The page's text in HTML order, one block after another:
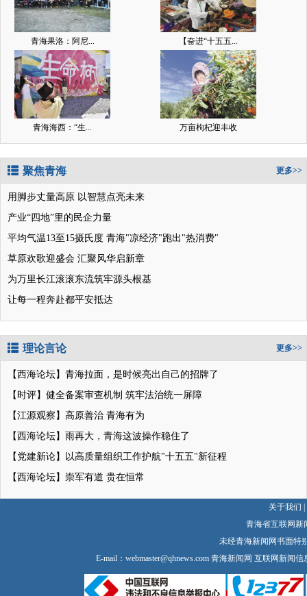
青海果洛：阿尼... 【奋进“十五五...
青海海西：“生... 万亩枸杞迎丰收
聚焦青海 更多>>
用脚步丈量高原 以智慧点亮未来
产业“四地”里的民企力量
平均气温13至15摄氏度 青海"凉经济"跑出"热消费"
草原欢歌迎盛会 汇聚风华启新章
为万里长江滚滚东流筑牢源头根基
让每一程奔赴都平安抵达
理论言论 更多>>
【西海论坛】青海拉面，是时候亮出自己的招牌了
【时评】健全备案审查机制 筑牢法治统一屏障
【江源观察】高原善治 青海有为
【西海论坛】雨再大，青海这波操作稳住了
【党建新论】以高质量组织工作护航"十五五"新征程
【西海论坛】崇军有道 贵在恒常
关于我们
青海省互联网
未经青海新闻网书面特
E-mail： webmaster@qhnews.com青海新闻网 互联网新闻信